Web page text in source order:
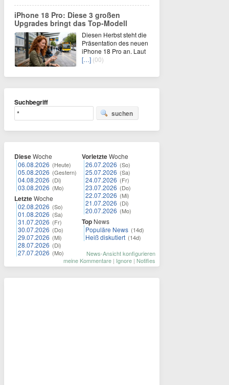
iPhone 18 Pro: Diese 3 großen
Upgrades bringt das Top-Modell
Diesen Herbst steht die
Präsentation des neuen
iPhone 18 Pro an. Laut
[…] (00)
Suchbegriff
suchen
DieseWoche
06.08.2026 (Heute)
05.08.2026 (Gestern)
04.08.2026 (Di)
03.08.2026 (Mo)
LetzteWoche
02.08.2026 (So)
01.08.2026 (Sa)
31.07.2026 (Fr)
30.07.2026 (Do)
29.07.2026 (Mi)
28.07.2026 (Di)
27.07.2026 (Mo)
VorletzteWoche
26.07.2026 (So)
25.07.2026 (Sa)
24.07.2026 (Fr)
23.07.2026 (Do)
22.07.2026 (Mi)
21.07.2026 (Di)
20.07.2026 (Mo)
Top News
Populäre News (14d)
Heiß diskutiert (14d)
News-Ansicht konfigurieren
meine Kommentare | Ignore | Notifies